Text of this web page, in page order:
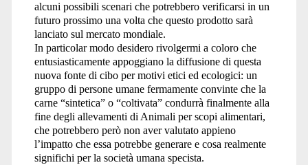
alcuni possibili scenari che potrebbero verificarsi in un
futuro prossimo una volta che questo prodotto sarà
lanciato sul mercato mondiale.
In particolar modo desidero rivolgermi a coloro che
entusiasticamente appoggiano la diffusione di questa
nuova fonte di cibo per motivi etici ed ecologici: un
gruppo di persone umane fermamente convinte che la
carne “sintetica” o “coltivata” condurrà finalmente alla
fine degli allevamenti di Animali per scopi alimentari,
che potrebbero però non aver valutato appieno
l’impatto che essa potrebbe generare e cosa realmente
significhi per la società umana specista.